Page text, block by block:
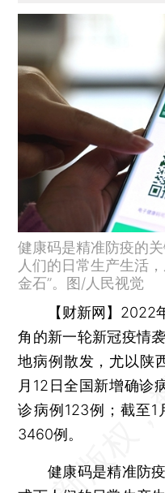
健康码是精准防疫的
人们的日常生产生活
金石”。图/人民视觉
【财新网】 2022
角的新一轮新冠疫情
地病例散发，尤以陕
月12日全国新增确诊
诊病例123例；截至1
3460例。
健康码是精准防疫